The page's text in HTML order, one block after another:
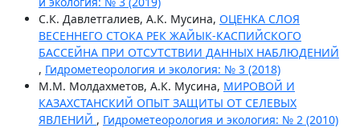
С.К. Давлетгалиев, А.К. Мусина, ОЦЕНКА СЛОЯ
ВЕСЕННЕГО СТОКА РЕК ЖАЙЫК-КАСПИЙСКОГО
БАССЕЙНА ПРИ ОТСУТСТВИИ ДАННЫХ НАБЛЮДЕНИЙ
, Гидрометеорология и экология: № 3 (2018)
М.М. Молдахметов, А.К. Мусина, МИРОВОЙ И
КАЗАХСТАНСКИЙ ОПЫТ ЗАЩИТЫ ОТ СЕЛЕВЫХ
ЯВЛЕНИЙ , Гидрометеорология и экология: № 2 (2010)